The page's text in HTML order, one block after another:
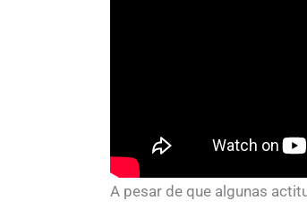
A pesar de que algunas